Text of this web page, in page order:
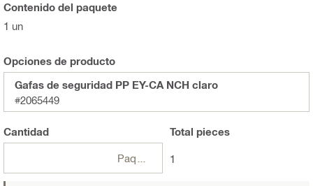
Contenido del paquete
1 un
Opciones de producto
Gafas de seguridad PP EY-CA NCH claro
#2065449
Cantidad Total pieces
1